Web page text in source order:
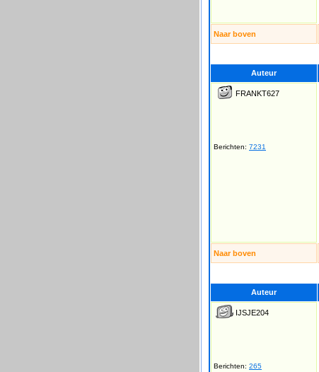
Naar boven
Auteur
FRANKT627
Berichten: 7231
Naar boven
Auteur
IJSJE204
Berichten: 265